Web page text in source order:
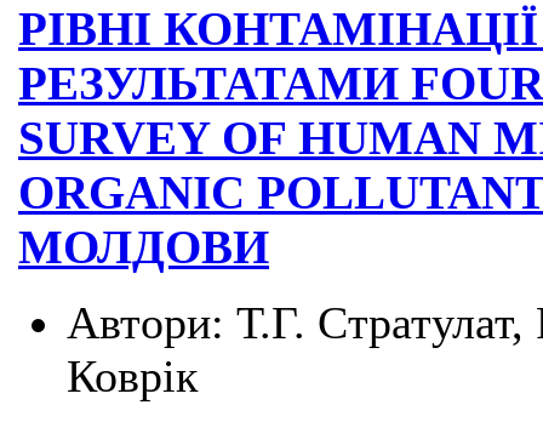
РІВНІ
РЕЗУЛЬТАТАМИ
SURVEY OF HUMAN
ORGANIC
МОЛДОВИ
Автори: Т.Г.
Коврік